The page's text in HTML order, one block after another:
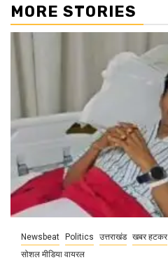
MORE STORIES
Newsbeat Politics उत्तराखंड खबर हटकर
सोशल मीडिया वायरल